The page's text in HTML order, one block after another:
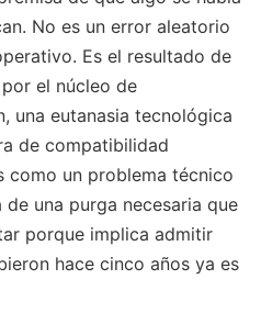
No es un error aleatorio
Es el resultado de
el núcleo de
una eutanasia tecnológica
de compatibilidad
como un problema técnico
una purga necesaria que
porque implica admitir
hace cinco años ya es